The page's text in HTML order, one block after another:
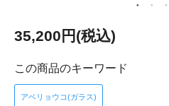
35,200円(税込)
この商品のキーワード
アベリョウコ(ガラス)